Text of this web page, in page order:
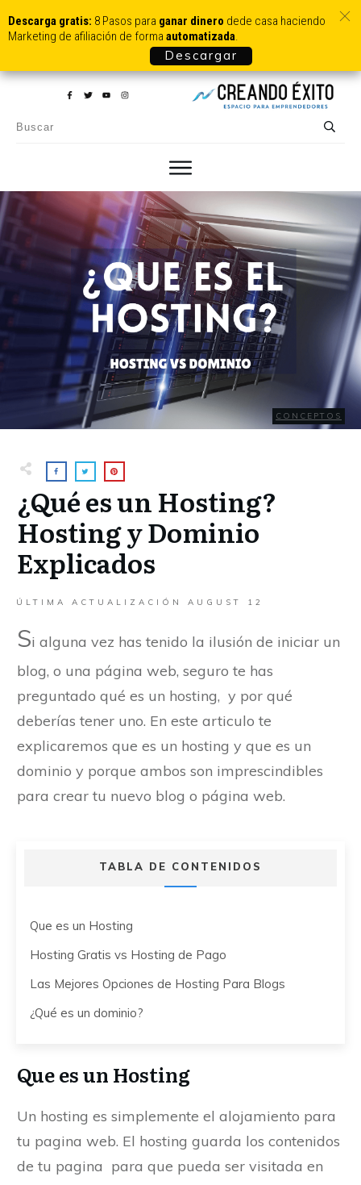
CONCEPTOS
¿Qué es un Hosting?
Hosting y Dominio
Explicados
ÚLTIMA ACTUALIZACIÓN AUGUST 12
Si alguna vez has tenido la ilusión de iniciar un
blog, o una página web, seguro te has
preguntado qué es un hosting, y por qué
deberías tener uno. En este articulo te
explicaremos que es un hosting y que es un
dominio y porque ambos son imprescindibles
para crear tu nuevo blog o página web.
TABLA DE CONTENIDOS
Que es un Hosting
Hosting Gratis vs Hosting de Pago
Las Mejores Opciones de Hosting Para Blogs
¿Qué es un dominio?
Que es un Hosting
Un hosting es simplemente el alojamiento para
tu pagina web. El hosting guarda los contenidos
de tu pagina para que pueda ser visitada en
Descarga gratis: 8 Pasos para ganar dinero dede casa haciendo
Marketing de afiliación de forma automatizada.
Descargar